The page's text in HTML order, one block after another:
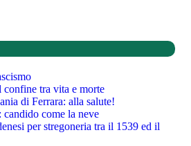
confine tra vita e morte
di Ferrara: alla salute!
come la neve
per stregoneria tra il 1539 ed il